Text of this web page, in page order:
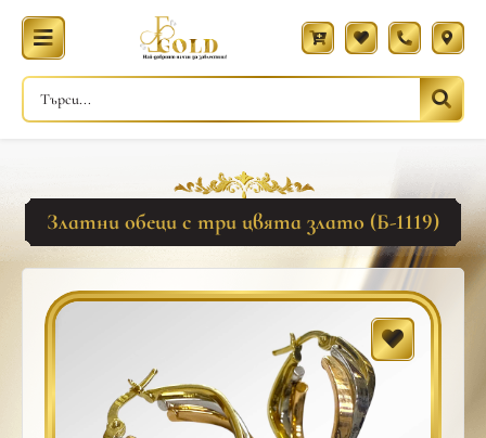
Златни обеци с три цвята злато (Б-1119)